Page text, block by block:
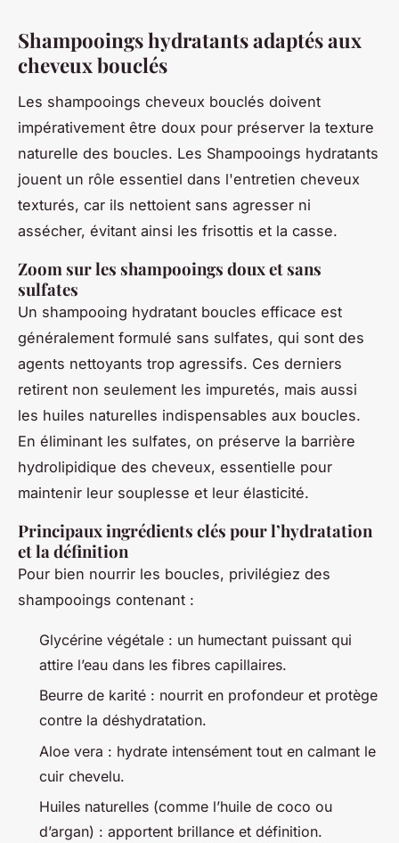
Shampooings hydratants adaptés aux
cheveux bouclés
Les shampooings cheveux bouclés doivent
impérativement être doux pour préserver la texture
naturelle des boucles. Les Shampooings hydratants
jouent un rôle essentiel dans l'entretien cheveux
texturés, car ils nettoient sans agresser ni
assécher, évitant ainsi les frisottis et la casse.
Zoom sur les shampooings doux et sans
sulfates
Un shampooing hydratant boucles efficace est
généralement formulé sans sulfates, qui sont des
agents nettoyants trop agressifs. Ces derniers
retirent non seulement les impuretés, mais aussi
les huiles naturelles indispensables aux boucles.
En éliminant les sulfates, on préserve la barrière
hydrolipidique des cheveux, essentielle pour
maintenir leur souplesse et leur élasticité.
Principaux ingrédients clés pour l’hydratation
et la définition
Pour bien nourrir les boucles, privilégiez des
shampooings contenant :
Glycérine végétale : un humectant puissant qui
attire l’eau dans les fibres capillaires.
Beurre de karité : nourrit en profondeur et protège
contre la déshydratation.
Aloe vera : hydrate intensément tout en calmant le
cuir chevelu.
Huiles naturelles (comme l’huile de coco ou
d’argan) : apportent brillance et définition.